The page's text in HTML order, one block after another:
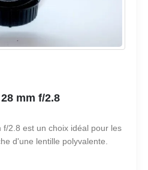
mm f/2.8
f/2.8 est un choix idéal pour les
d'une lentille polyvalente.